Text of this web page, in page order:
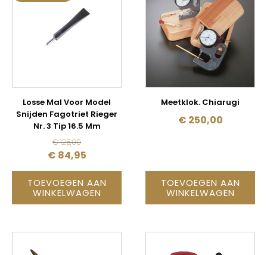
Losse Mal Voor Model
Snijden Fagotriet Rieger
Nr. 3 Tip 16.5 Mm
€125,00
OORSPRONKELIJKE
PRIJS
WAS:
€ 125,00.
€ 84,95HUIDIGE
PRIJS
IS:
€ 84,95.
TOEVOEGEN AAN
WINKELWAGEN
Meetklok. Chiarugi
€ 250,00
TOEVOEGEN AAN
WINKELWAGEN